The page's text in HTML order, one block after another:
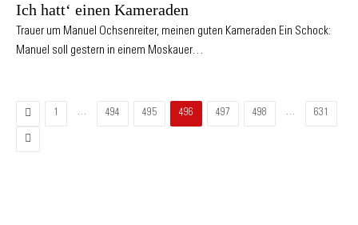
Ich hatt‘ einen Kameraden
Trauer um Manuel Ochsenreiter, meinen guten Kameraden Ein Schock:
Manuel soll gestern in einem Moskauer…
Zurück1 … 494 495 496 497 498 … 631
Vor